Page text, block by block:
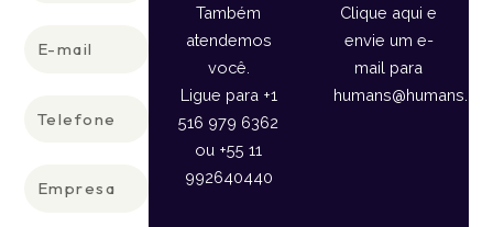
Também
atendemos
você.
Ligue para +1
516 979 6362
ou +55 11
992640440
Clique aqui e
envie um e-
mail para